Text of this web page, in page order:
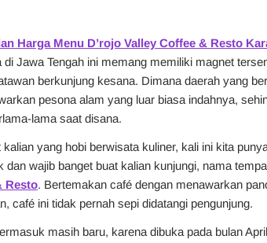
Harga Menu D’rojo Valley Coffee & Resto
di Jawa Tengah ini memang memiliki magnet
berkunjung kesana. Dimana daerah yang
pesona alam yang luar biasa indahnya,
lama saat disana.
kalian yang hobi berwisata kuliner, kali ini kita
dan wajib banget buat kalian kunjungi, nama
Resto. Bertemakan café dengan menawarkan
café ini tidak pernah sepi didatangi pengunjung.
masih baru, karena dibuka pada bulan